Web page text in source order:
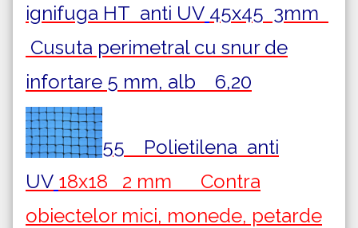
ignifuga HT anti UV 45x45 3mm
Cusuta perimetral cu snur de
infortare 5 mm, alb 6,20
55 Polietilena anti
UV 18x18 2 mm Contra
obiectelor mici, monede, petarde